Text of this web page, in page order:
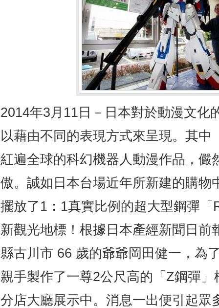
2014年3月11日－日本對於動漫文化
以藉由不同的表現方式來呈現。其中
紅遍全球的科幻機器人動漫作品，儼
傲。誠如日本台場近年所新建的購物
擺放了1：1真實比例的超大型鋼彈「
新觀光地標！根據日本產經新聞日前
縣古川市 66 歲的爺爺岡田健一，為
親手製作了一尊2公尺高的「Z鋼彈
分店大廳展示中。消息一出便引起眾